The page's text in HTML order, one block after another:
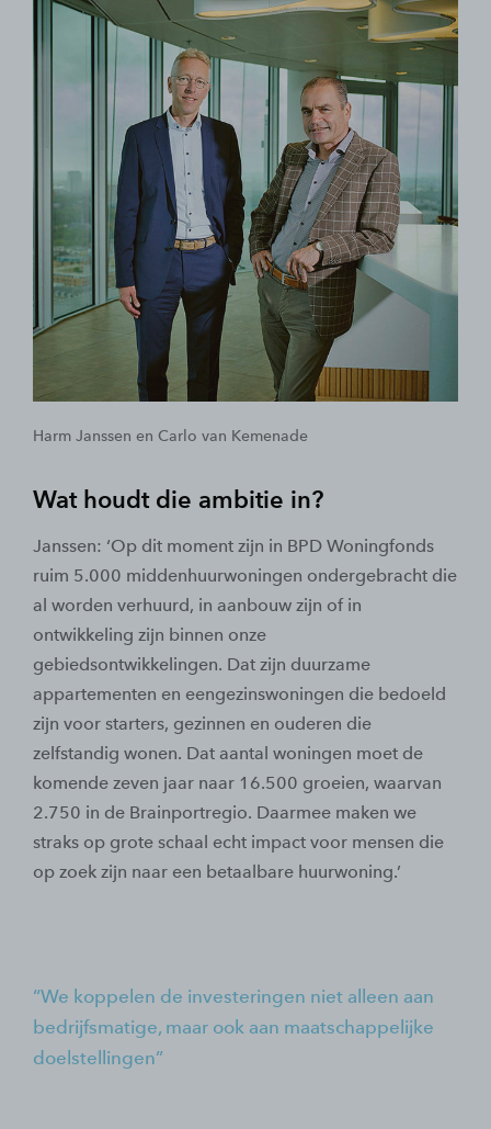
Harm Janssen en Carlo van Kemenade
Wat houdt die ambitie in?
Janssen: ‘Op dit moment zijn in BPD Woningfonds
ruim 5.000 middenhuurwoningen ondergebracht die
al worden verhuurd, in aanbouw zijn of in
ontwikkeling zijn binnen onze
gebiedsontwikkelingen. Dat zijn duurzame
appartementen en eengezinswoningen die bedoeld
zijn voor starters, gezinnen en ouderen die
zelfstandig wonen. Dat aantal woningen moet de
komende zeven jaar naar 16.500 groeien, waarvan
2.750 in de Brainportregio. Daarmee maken we
straks op grote schaal echt impact voor mensen die
op zoek zijn naar een betaalbare huurwoning.’
We koppelen de investeringen niet alleen aan
bedrijfsmatige, maar ook aan maatschappelijke
doelstellingen